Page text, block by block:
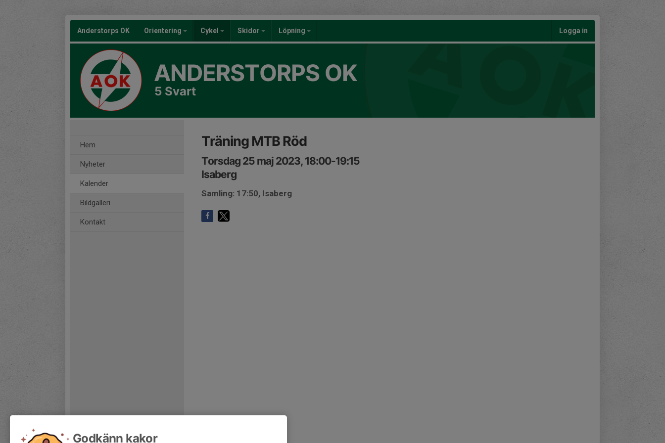
Anderstorps OK Orientering Cykel Skidor Löpning Logga in
ANDERSTORPS OK
5 Svart
Hem
Nyheter
Kalender
Bildgalleri
Kontakt
Träning MTB Röd
Torsdag 25 maj 2023, 18:00-19:15
Isaberg
Samling: 17:50, Isaberg
Godkänn kakor